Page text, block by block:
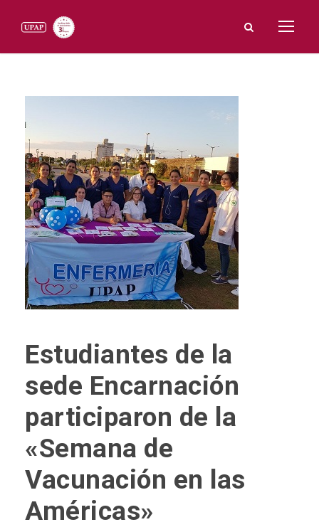
Estudiantes de la
sede Encarnación
participaron de la
«Semana de
Vacunación en las
Américas»